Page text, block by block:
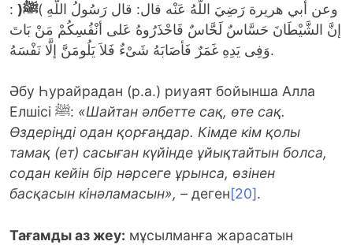
وعن أبي هريرة رَضِيَ اللّهُ عَنْه قال: قال رَسُولُ اللّهِ )ﷺ(
:
إنَّ الشَّيْطَانَ حَسَّاسٌ لَحَّاسٌ فَاحْذَرُوهُ عَلى أنْفُسِكُمْ مَنْ بَاتَ
وَفِى يَدِهِ غَمَرٌ فَأصَابَهُ شَىْءٌ فَلاَ يَلُومَنَّ إلَّا نَفْسَهُ.
Әбу Һурайрадан (р.а.) риуаят бойынша Алла
Елшісі ﷺ: «Шайтан әлбетте сақ, өте сақ.
Өздеріңді одан қорғаңдар. Кімде кім қолы
тамақ (ет) сасыған күйінде ұйықтайтын болса,
содан кейін бір нәрсеге ұрынса, өзінен
басқасын кінәламасын», – деген[20].
Тағамды аз жеу: мұсылманға жарасатын